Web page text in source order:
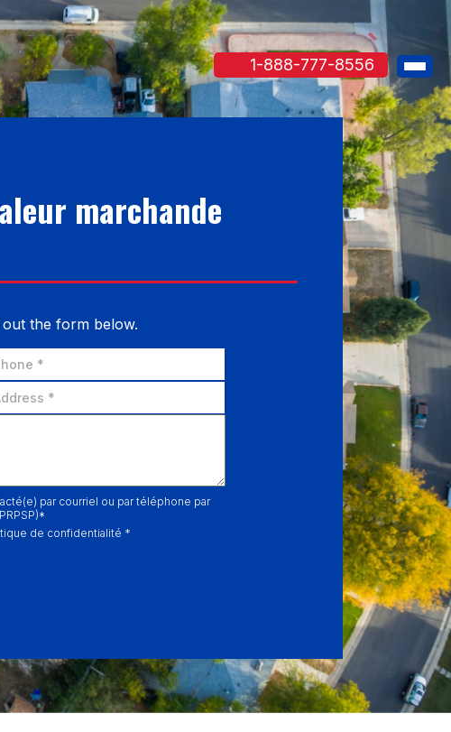
1-888-777-8556
marchande
the form below.
par courriel ou par téléphone par
de confidentialité *